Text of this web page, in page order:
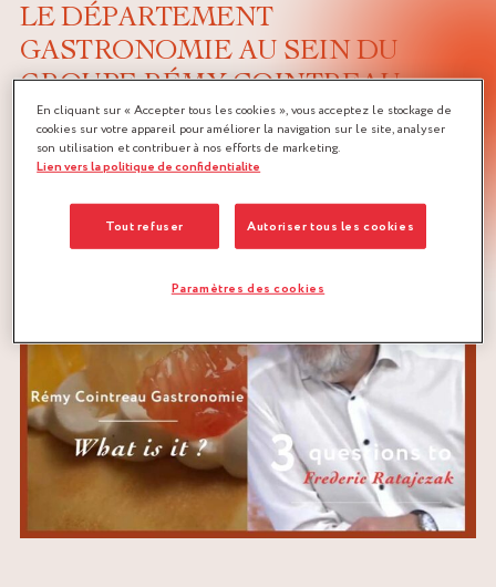
LE DÉPARTEMENT
GASTRONOMIE AU SEIN DU
GROUPE RÉMY COINTREAU
29/04/2024
En cliquant sur « Accepter tous les cookies », vous acceptez le stockage de
cookies sur votre appareil pour améliorer la navigation sur le site, analyser
son utilisation et contribuer à nos efforts de marketing.
Lien vers la politique de confidentialite
Tout refuser Autoriser tous les cookies
Paramètres des cookies